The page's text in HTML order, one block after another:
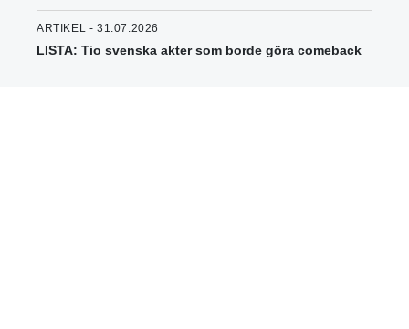
ARTIKEL - 31.07.2026
LISTA: Tio svenska akter som borde göra comeback